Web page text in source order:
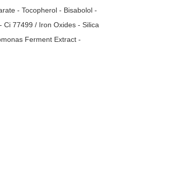
- Tocopherol - Bisabolol -
Ci 77499 / Iron Oxides - Silica
Ferment Extract -